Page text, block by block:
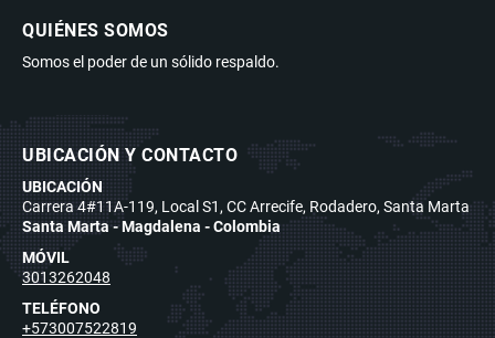
QUIÉNES SOMOS
Somos el poder de un sólido respaldo.
UBICACIÓN Y CONTACTO
UBICACIÓN
Carrera 4#11A-119, Local S1, CC Arrecife, Rodadero, Santa Marta
Santa Marta - Magdalena - Colombia
MÓVIL
3013262048
TELÉFONO
+573007522819